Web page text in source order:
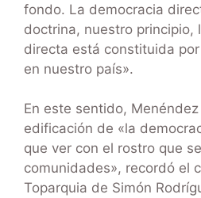
fondo. La democracia
doctrina, nuestro principio,
directa está constituida
en nuestro país».
En este sentido,
edificación de «la
que ver con el rostro que
comunidades», recordó el
Toparquia de Simón